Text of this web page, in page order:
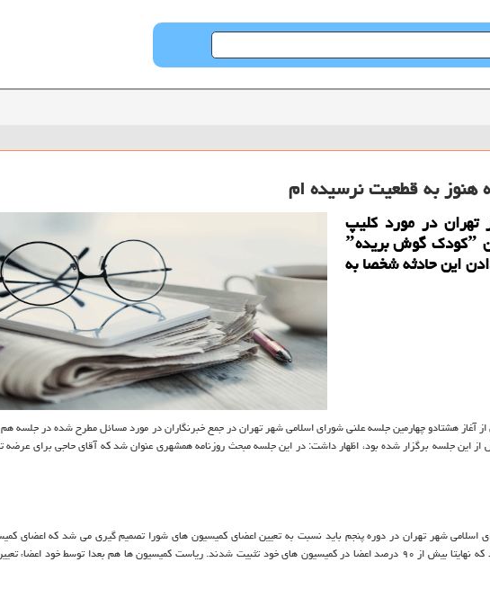
به قطعیت نرسیده ام
در مورد كلیپ
انتشار یافته در فضای مجازی با عنوان ˮكودك گوش بریدهˮ
این حادثه شخصا به
آغاز هشتادو چهارمین جلسه علنی شورای اسلامی شهر تهران در جمع خبرنگاران در مورد مسائل مطرح شده در جلسه
از این جلسه برگزار شده بود، اظهار داشت: در این جلسه مبحث روزنامه همشهری عنوان شد كه آقای حاجی برای عرضه
اسلامی شهر تهران در دوره پنجم باید نسبت به تعیین اعضای كمیسیون های شورا تصمیم گیری می شد كه اعضای
تغییر می كردند و یا در كمیسیون خود تصویب می شدند كه نهایتا بیش از ۹۰ درصد اعضا در كمیسیون های خود تثبیت شدند. ریاست كمیسیون ها هم بعدا توسط خود